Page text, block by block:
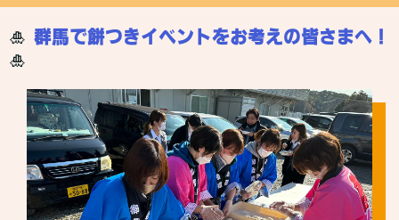
🎍 群馬で餅つきイベントをお考えの皆さまへ！
🎍